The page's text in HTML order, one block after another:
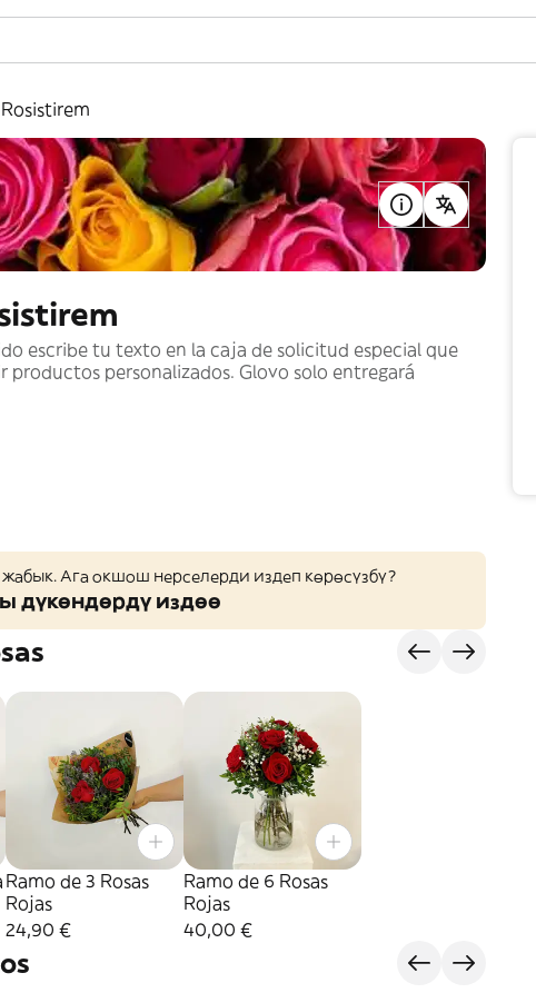
escribe tu texto en la caja de solicitud especial que
personalizados. Glovo solo entregará
Ага окшош нерселерди издеп көрөсүзбү?
дүкөндөрдү издөө
Ramo de 3 Rosas
Rojas
24,90 €
Ramo de 6 Rosas
Rojas
40,00 €